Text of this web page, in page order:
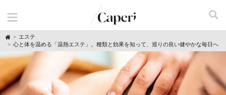
H
o
e
エステ
心と体を温める「温熱エステ」。種類と効果を知って、巡りの良い健やかな毎日へ